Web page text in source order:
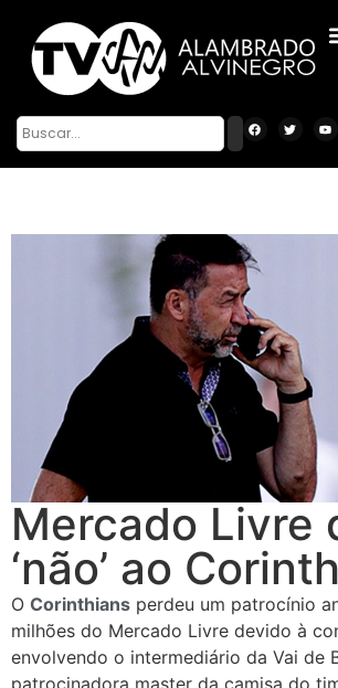
Mercado Livre
‘não’ ao
O Corinthians perdeu um patrocínio
milhões do Mercado Livre devido à
envolvendo o intermediário da Vai de